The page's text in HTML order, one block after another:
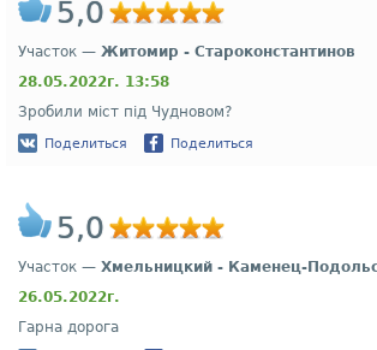
5,0
Участок — Житомир - Староконстантинов
28.05.2022г. 13:58
Зробили міст під Чудновом?
Поделиться Поделиться
5,0
Участок — Хмельницкий - Каменец-
26.05.2022г.
Гарна дорога